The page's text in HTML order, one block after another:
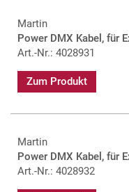
Martin
Power DMX Kabel, für
Art.-Nr.: 4028931
Zum Produkt
Martin
Power DMX Kabel, für
Art.-Nr.: 4028932